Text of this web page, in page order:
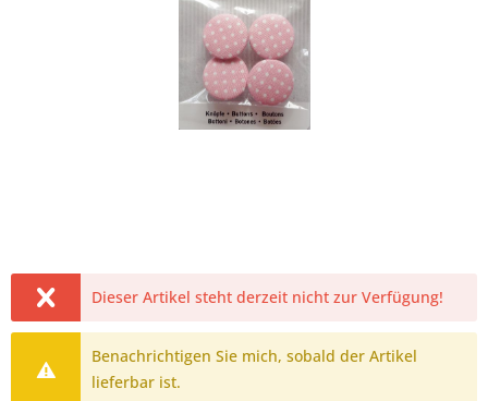
Dieser Artikel steht derzeit nicht zur Verfügung!
Benachrichtigen Sie mich, sobald der Artikel
lieferbar ist.